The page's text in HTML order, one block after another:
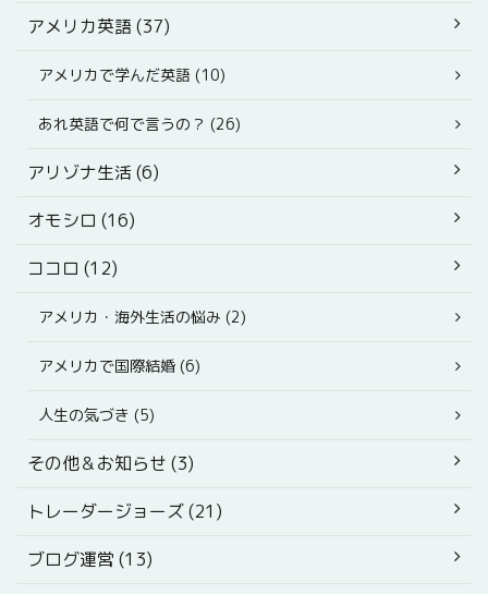
アメリカ英語 (37)
アメリカで学んだ英語 (10)
あれ英語で何で言うの？ (26)
アリゾナ生活 (6)
オモシロ (16)
ココロ (12)
アメリカ・海外生活の悩み (2)
アメリカで国際結婚 (6)
人生の気づき (5)
その他＆お知らせ (3)
トレーダージョーズ (21)
ブログ運営 (13)